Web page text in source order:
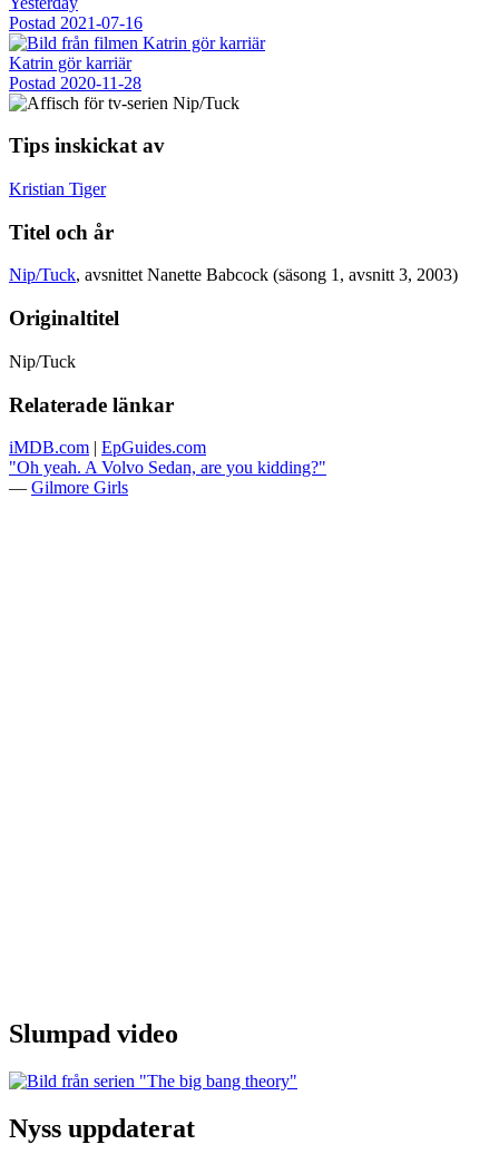
Postad 2021-07-16
Katrin gör karriär
Postad 2020-11-28
Tips inskickat av
Kristian Tiger
Titel och år
Nip/Tuck, avsnittet Nanette Babcock (säsong 1, avsnitt 3, 2003)
Originaltitel
Nip/Tuck
Relaterade länkar
iMDB.com | EpGuides.com
"Oh yeah. A Volvo Sedan, are you kidding?"
— Gilmore Girls
Slumpad video
Nyss uppdaterat